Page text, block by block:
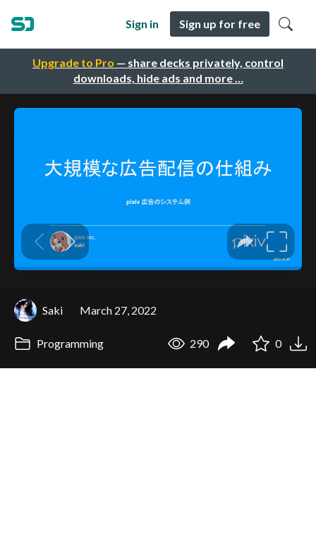
Upgrade to Pro — share decks privately, control
downloads, hide ads and more …
Sign in Sign up for free
Saki March 27, 2022
Programming 290 0